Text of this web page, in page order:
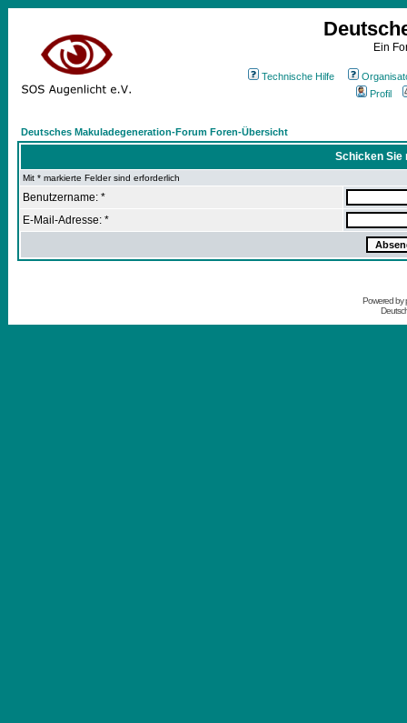
Ein
Technische Hilfe
Profil
Deutsches Makuladegeneration-Forum Foren-Übersicht
Schicken Sie
Mit * markierte Felder sind erforderlich
Benutzername: *
E-Mail-Adresse: *
Powered by